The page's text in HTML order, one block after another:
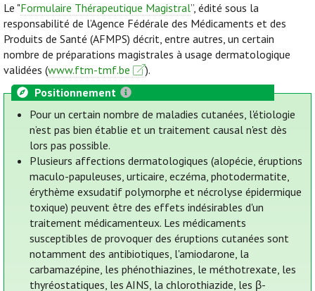
Le "Formulaire Thérapeutique Magistral”, édité sous la
responsabilité de l’Agence Fédérale des Médicaments et des
Produits de Santé (AFMPS) décrit, entre autres, un certain
nombre de préparations magistrales à usage dermatologique
validées (www.ftm-tmf.be
).
Positionnement
Pour un certain nombre de maladies cutanées, l'étiologie
n’est pas bien établie et un traitement causal n'est dès
lors pas possible.
Plusieurs affections dermatologiques (alopécie, éruptions
maculo-papuleuses, urticaire, eczéma, photodermatite,
érythème exsudatif polymorphe et nécrolyse épidermique
toxique) peuvent être des effets indésirables d'un
traitement médicamenteux. Les médicaments
susceptibles de provoquer des éruptions cutanées sont
notamment des antibiotiques, l'amiodarone, la
carbamazépine, les phénothiazines, le méthotrexate, les
thyréostatiques, les AINS, la chlorothiazide, les β-